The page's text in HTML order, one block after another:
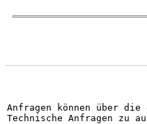
Anfragen können über
Technische Anfragen zu